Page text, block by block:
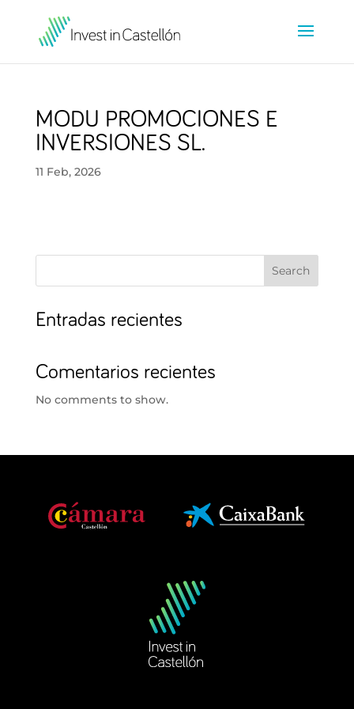
MODU PROMOCIONES E
INVERSIONES SL.
11 Feb, 2026
Search
Entradas recientes
Comentarios recientes
No comments to show.